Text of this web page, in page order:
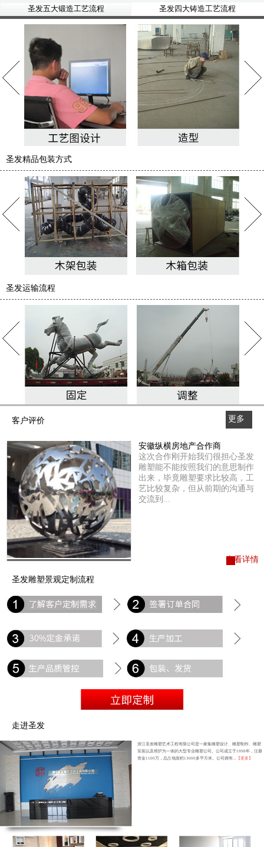
圣发五大锻造工艺流程 圣发四大铸造工艺流程
圣发精品包装方式
圣发运输流程
客户评价
更多
查看详情
安徽纵横房地产合作商
这次合作刚开始我们很担心圣发
雕塑能不能按照我们的意思制作
出来，毕竟雕塑要求比较高，工
艺比较复杂，但从前期的沟通与
交流到...
圣发雕塑景观定制流程
走进圣发
浙江圣发雕塑艺术工程有限公司是一家集雕塑设计、雕塑制作、雕塑
安装以及维护为一体的大型专业雕塑公司。公司成立于1998年，注册
资金1100万，总占地面积13000多平方米。公司拥有...
【更多】